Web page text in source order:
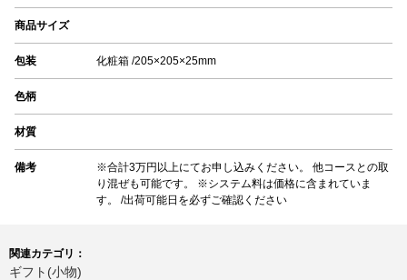
商品サイズ
包装 化粧箱 /205×205×25mm
色柄
材質
備考
※合計3万円以上にてお申し込みください。 他コースとの取
り混ぜも可能です。 ※システム料は価格に含まれていま
す。 /出荷可能日を必ずご確認ください
関連カテゴリ：
ギフト(小物)